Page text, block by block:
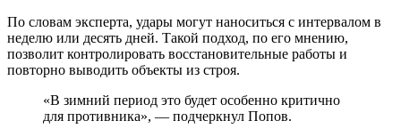
По словам эксперта, удары могут наноситься с интервалом в
неделю или десять дней. Такой подход, по его мнению,
позволит контролировать восстановительные работы и
повторно выводить объекты из строя.
«В зимний период это будет особенно критично
для противника», — подчеркнул Попов.